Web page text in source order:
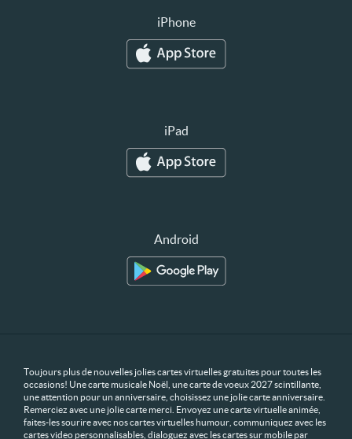
iPhone
iPad
Android
Toujours plus de nouvelles jolies cartes virtuelles gratuites pour toutes les
occasions! Une carte musicale Noël, une carte de voeux 2027 scintillante,
une attention pour un anniversaire, choisissez une jolie carte anniversaire.
Remerciez avec une jolie carte merci. Envoyez une carte virtuelle animée,
faites-les sourire avec nos cartes virtuelles humour, communiquez avec les
cartes video personnalisables, dialoguez avec les cartes sur mobile par